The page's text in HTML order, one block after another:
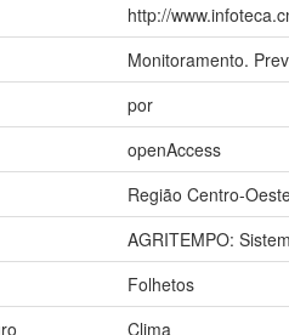
http://
Monitoramento.
por
openAccess
Região Centro-
AGRITEMPO:
Folhetos
Clima